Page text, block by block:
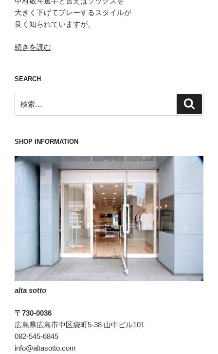
大きく下げてプレーするスタイルが
良く知られていますが、
“そ
え
履
け
ば
げ
こ
も
下
る
こ
な
い
NASSOW(ナ
ソ
ー)
の
切
続きを読む
SEARCH
索:
SHOP INFORMATION
alta sotto
〒730-0036
広島県広島市中区袋町5-38 山中ビル101
082-545-6845
info@altasotto.com